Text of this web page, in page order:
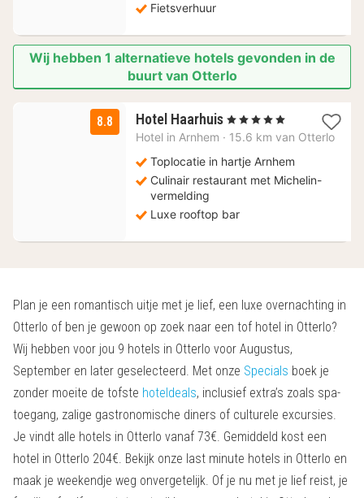
Fietsverhuur
Wij hebben 1 alternatieve hotels gevonden in de
buurt van Otterlo
8.8 Hotel Haarhuis 1
nacht
139
€
, 5 Sterren
Hotel in Arnhem · 15.6 km van Otterlo
Toplocatie in hartje Arnhem
Culinair restaurant met Michelin-
vermelding
Luxe rooftop bar
Plan je een romantisch uitje met je lief, een luxe overnachting in
Otterlo of ben je gewoon op zoek naar een tof hotel in Otterlo?
Wij hebben voor jou 9 hotels in Otterlo voor Augustus,
September en later geselecteerd. Met onze Specials boek je
zonder moeite de tofste hoteldeals, inclusief extra’s zoals spa-
toegang, zalige gastronomische diners of culturele excursies.
Je vindt alle hotels in Otterlo vanaf 73€. Gemiddeld kost een
hotel in Otterlo 204€. Bekijk onze last minute hotels in Otterlo en
maak je weekendje weg onvergetelijk. Of je nu met je lief reist, je